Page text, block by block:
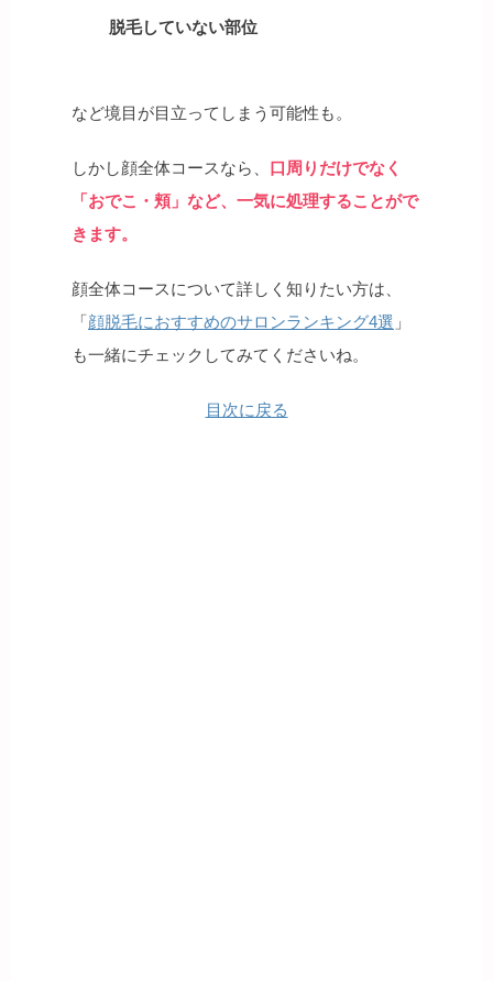
脱毛していない部位
など境目が目立ってしまう可能性も。
しかし顔全体コースなら、 口周りだけでなく
「おでこ・頬」など、一気に処理することがで
きます。
顔全体コースについて詳しく知りたい方は、
「顔脱毛におすすめのサロンランキング4選 」
も一緒にチェックしてみてくださいね。
目次に戻る